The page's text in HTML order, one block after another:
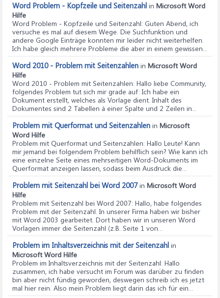
Word Problem - Kopfzeile und Seitenzahl in Microsoft Word
Hilfe
Word Problem - Kopfzeile und Seitenzahl: Guten Abend, ich
versuche es mal auf diesem Wege. Die Suchfunktion und
andere Google Einträge konnten mir leider nicht weiterhelfen.
Ich habe gleich mehrere Probleme die aber in einem gewissen...
Word 2010 - Problem mit Seitenzahlen in Microsoft Word
Hilfe
Word 2010 - Problem mit Seitenzahlen: Hallo liebe Community,
folgendes Problem tut sich mir grade auf: Ich habe ein
Dokument erstellt, welches als Vorlage dient. Inhalt des
Dokumentes sind 2 Tabellen á einer Spalte und 2 Zeilen in...
Problem mit Querformat und Seitenzahlen in Microsoft
Word Hilfe
Problem mit Querformat und Seitenzahlen: Hallo Leute! Kann
mir jemand bei folgendem Problem behilflich sein? Wie kann ich
eine einzelne Seite eines mehrseitigen Word-Dokuments im
Querformat anzeigen lassen, sodass beim Ausdruck die...
Problem mit Seitenzahl bei Word 2007in Microsoft Word
Hilfe
Problem mit Seitenzahl bei Word 2007: Hallo, habe folgendes
Problem mit der Seitenzahl. In unserer Firma haben wir bisher
mit Word 2003 gearbeitet. Dort haben wir in unseren Word
Vorlagen immer die Seitenzahl (z.B. Seite 1 von...
Problem im Inhaltsverzeichnis mit der Seitenzahl in
Microsoft Word Hilfe
Problem im Inhaltsverzeichnis mit der Seitenzahl: Hallo
zusammen, ich habe versucht im Forum was darüber zu finden
bin aber nicht fündig geworden, deswegen schreib ich es jetzt
mal hier rein. Also mein Problem liegt darin das ich für ein...